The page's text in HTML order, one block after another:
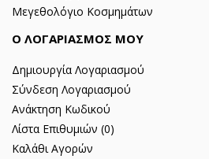
Μεγεθολόγιο Κοσμημάτων
Ο ΛΟΓΑΡΙΑΣΜΟΣ ΜΟΥ
Δημιουργία Λογαριασμού
Σύνδεση Λογαριασμού
Ανάκτηση Κωδικού
Λίστα Επιθυμιών (0)
Καλάθι Αγορών